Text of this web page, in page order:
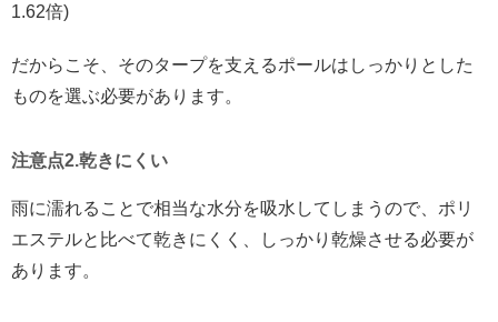
1.62倍)
だからこそ、そのタープを支えるポールはしっかりとした
ものを選ぶ必要があります。
注意点2.乾きにくい
雨に濡れることで相当な水分を吸水してしまうので、ポリ
エステルと比べて乾きにくく、しっかり乾燥させる必要が
あります。